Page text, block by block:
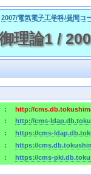
2007/電気電子工学科/昼間コ
理論1 /
:
http://
:
http://cms-
:
https://cms-
:
https://
: https://cms-